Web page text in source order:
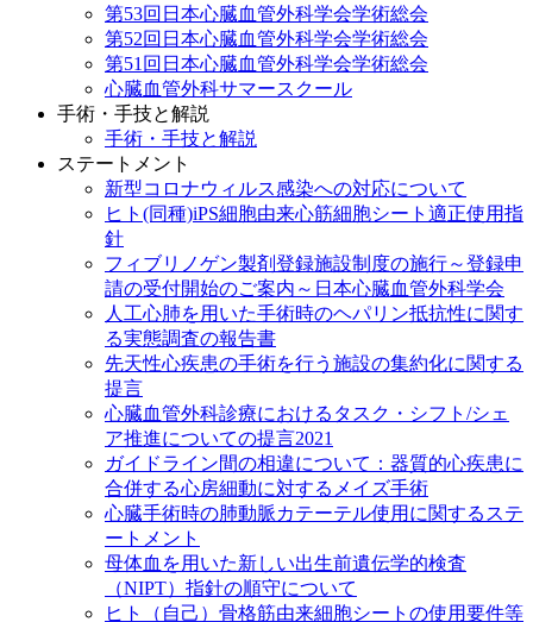
第53回日本心臓血管外科学会学術総会
第52回日本心臓血管外科学会学術総会
第51回日本心臓血管外科学会学術総会
心臓血管外科サマースクール
手術・手技と解説
手術・手技と解説
ステートメント
新型コロナウィルス感染への対応について
ヒト(同種)iPS細胞由来心筋細胞シート適正使用指
針
フィブリノゲン製剤登録施設制度の施行～登録申
請の受付開始のご案内～日本心臓血管外科学会
人工心肺を用いた手術時のヘパリン抵抗性に関す
る実態調査の報告書
先天性心疾患の手術を行う施設の集約化に関する
提言
心臓血管外科診療におけるタスク・シフト/シェ
ア推進についての提言2021
ガイドライン間の相違について：器質的心疾患に
合併する心房細動に対するメイズ手術
心臓手術時の肺動脈カテーテル使用に関するステ
ートメント
母体血を用いた新しい出生前遺伝学的検査
（NIPT）指針の順守について
ヒト（自己）骨格筋由来細胞シートの使用要件等